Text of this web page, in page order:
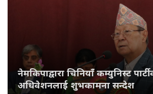
नेमकिपाद्वारा चिनियाँ कम्युनिस्ट
अधिवेशनलाई शुभकामना सन्देश